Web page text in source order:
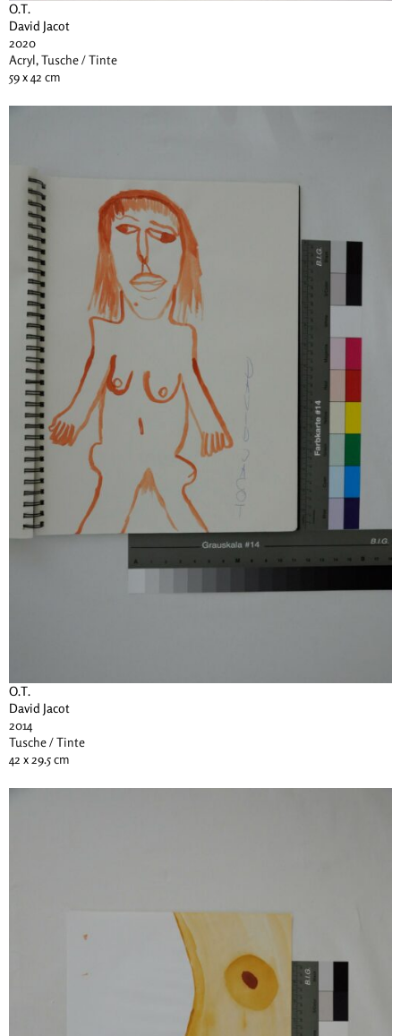
O.T.
David Jacot
2020
Acryl, Tusche / Tinte
59 x 42 cm
O.T.
David Jacot
2014
Tusche / Tinte
42 x 29.5 cm